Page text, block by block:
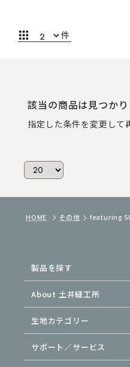
や農薬に頼らずに綿花を
ーガニックコットン、ポ
用量を減らし、CO2の低減
件
該当の商品は見つかり
指定した条件を変更して
HOME その他 featuring
製品を探す
About 土井縫工所
生地カテゴリー
サポート／サービス